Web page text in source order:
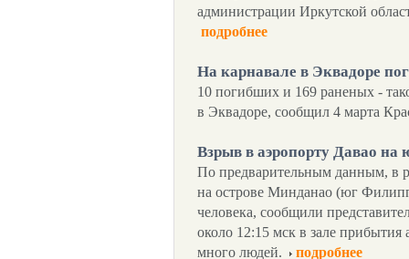
администрации Иркутской
подробнее
На карнавале в Эквадоре
10 погибших и 169 раненых -
в Эквадоре, сообщил 4 марта
Взрыв в аэропорту Давао
По предварительным данным, в
на острове Минданао (юг
человека, сообщили
около 12:15 мск в зале прибытия
много людей.
подробнее